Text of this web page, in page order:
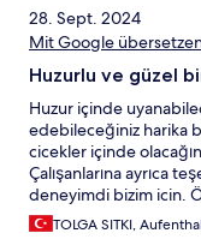
28. Sept. 2024
Mit Google
Huzurlu ve güzel
Huzur içinde
edebileceğiniz harika
cicekler içinde
Çalışanlarına ayrıca
deneyimdi bizim icin.
gereken bir insan. İşim
bey gibi mütevazi ve
TOLGA SITKI,